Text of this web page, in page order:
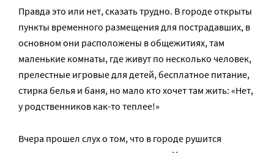
Правда это или нет, сказать трудно. В городе открыты
пункты временного размещения для пострадавших, в
основном они расположены в общежитиях, там
маленькие комнаты, где живут по несколько человек,
прелестные игровые для детей, бесплатное питание,
стирка белья и баня, но мало кто хочет там жить: «Нет,
у родственников как-то теплее!»
Вчера прошел слух о том, что в городе рушится